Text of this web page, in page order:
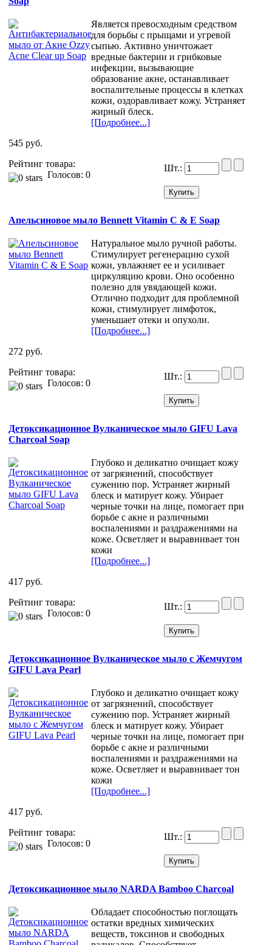
Является превосходным средством
для борьбы с прыщами и угревой
сыпью. Активно уничтожает
вредные бактерии и грибковые
инфекции, вызывающие
образование акне, останавливает
воспалительные процессы в клетках
кожи, оздоравливает кожу. Устраняет
жирный блеск.
[Подробнее...]
545 руб.
Рейтинг товара:
Голосов: 0
Шт.:
Апельсиновое мыло Bennett Vitamin C & E Soap
Натуральное мыло ручной работы.
Стимулирует регенерацию сухой
кожи, увлажняет ее и усиливает
циркуляцию крови. Оно особенно
полезно для увядающей кожи.
Отлично подходит для проблемной
кожи, стимулирует лимфоток,
уменьшает отеки и опухоли.
[Подробнее...]
272 руб.
Рейтинг товара:
Голосов: 0
Шт.:
Детоксикационное Вулканическое мыло GIFU Lava
Charcoal Soap
Глубоко и деликатно очищает кожу
от загрязнений, способствует
сужению пор. Устраняет жирный
блеск и матирует кожу. Убирает
черные точки на лице, помогает при
борьбе с акне и различными
воспалениями и раздражениями на
коже. Осветляет и выравнивает тон
кожи
[Подробнее...]
417 руб.
Рейтинг товара:
Голосов: 0
Шт.:
Детоксикационное Вулканическое мыло с Жемчугом
GIFU Lava Pearl
Глубоко и деликатно очищает кожу
от загрязнений, способствует
сужению пор. Устраняет жирный
блеск и матирует кожу. Убирает
черные точки на лице, помогает при
борьбе с акне и различными
воспалениями и раздражениями на
коже. Осветляет и выравнивает тон
кожи
[Подробнее...]
417 руб.
Рейтинг товара:
Голосов: 0
Шт.:
Детоксикационное мыло NARDA Bamboo Charcoal
Обладает способностью поглощать
остатки вредных химических
веществ, токсинов и свободных